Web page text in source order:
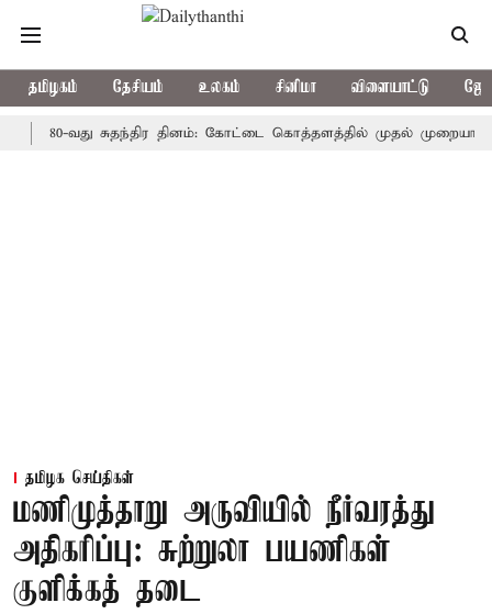
தமிழகம் தேசியம் உலகம் சினிமா விளையாட்டு
வது சுதந்திர தினம்: கோட்டை கொத்தளத்தில் முதல் முறையாக
தமிழக செய்திகள்
மணிமுத்தாறு அருவியில் நீர்வரத்து
அதிகரிப்பு: சுற்றுலா பயணிகள்
குளிக்கத் தடை